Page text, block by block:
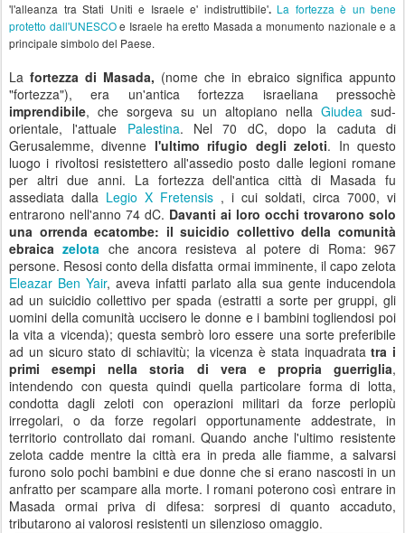
'l'alleanza tra Stati Uniti e Israele e' indistruttibile'. La fortezza è un bene
protetto dall'UNESCOe Israele ha eretto Masada a monumento nazionale e a
principale simbolo del Paese.
La fortezza di Masada, (nome che in ebraico significa appunto
"fortezza"), era un'antica fortezza israeliana pressochè
imprendibile, che sorgeva su un altopiano nella Giudea sud-
orientale, l'attuale Palestina. Nel 70 dC, dopo la caduta di
Gerusalemme, divenne l'ultimo rifugio degli zeloti. In questo
luogo i rivoltosi resistettero all'assedio posto dalle legioni romane
per altri due anni. La fortezza dell'antica città di Masada fu
assediata dalla Legio X Fretensis , i cui soldati, circa 7000, vi
entrarono nell'anno 74 dC. Davanti ai loro occhi trovarono solo
una orrenda ecatombe: il suicidio collettivo della comunità
ebraicazelota che ancora resisteva al potere di Roma: 967
persone. Resosi conto della disfatta ormai imminente, il capo zelota
Eleazar Ben Yair, aveva infatti parlato alla sua gente inducendola
ad un suicidio collettivo per spada (estratti a sorte per gruppi, gli
uomini della comunità uccisero le donne e i bambini togliendosi poi
la vita a vicenda); questa sembrò loro essere una sorte preferibile
ad un sicuro stato di schiavitù; la vicenza è stata inquadratatra i
primi esempi nella storia di vera e propria guerriglia,
intendendo con questa quindi quella particolare forma di lotta,
condotta dagli zeloti con operazioni militari da forze perlopiù
irregolari, o da forze regolari opportunamente addestrate, in
territorio controllato dai romani. Quando anche l'ultimo resistente
zelota cadde mentre la città era in preda alle fiamme, a salvarsi
furono solo pochi bambini e due donne che si erano nascosti in un
anfratto per scampare alla morte. I romani poterono così entrare in
Masada ormai priva di difesa: sorpresi di quanto accaduto,
tributarono ai valorosi resistenti un silenzioso omaggio.